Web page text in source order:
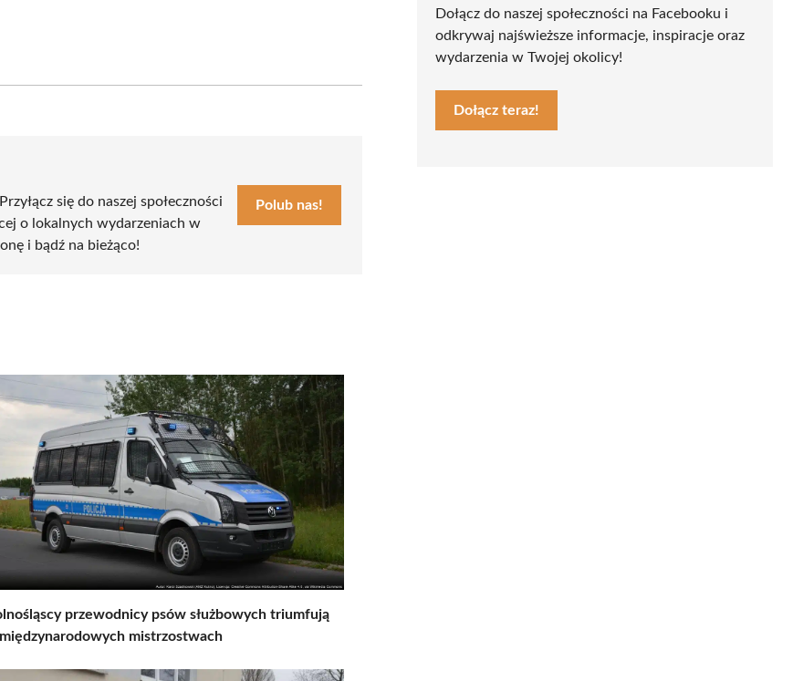
się do naszej społeczności
o lokalnych wydarzeniach w
i bądź na bieżąco!
Polub nas!
przewodnicy psów służbowych triumfują
mistrzostwach
Dołącz do naszej społeczności na Facebooku i
odkrywaj najświeższe informacje, inspiracje oraz
wydarzenia w Twojej okolicy!
Dołącz teraz!